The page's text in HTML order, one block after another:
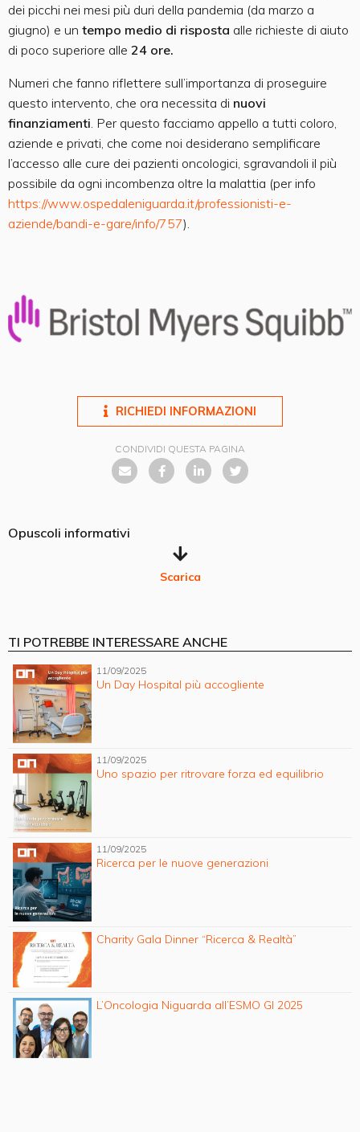
dei picchi nei mesi più duri della pandemia (da marzo a
giugno) e un tempo medio di risposta alle richieste di aiuto
di poco superiore alle 24 ore.
Numeri che fanno riflettere sull’importanza di proseguire
questo intervento, che ora necessita di nuovi
finanziamenti . Per questo facciamo appello a tutti coloro,
aziende e privati, che come noi desiderano semplificare
l’accesso alle cure dei pazienti oncologici, sgravandoli il più
possibile da ogni incombenza oltre la malattia (per info
https://www.ospedaleniguarda.it/professionisti-e-
aziende/bandi-e-gare/info/757).
RICHIEDI INFORMAZIONI
CONDIVIDI QUESTA PAGINA
Opuscoli informativi
Scarica
TI POTREBBE INTERESSARE ANCHE
11/09/2025
Un Day Hospital più accogliente
11/09/2025
Uno spazio per ritrovare forza ed equilibrio
11/09/2025
Ricerca per le nuove generazioni
Charity Gala Dinner “Ricerca & Realtà”
L’Oncologia Niguarda all’ESMO GI 2025